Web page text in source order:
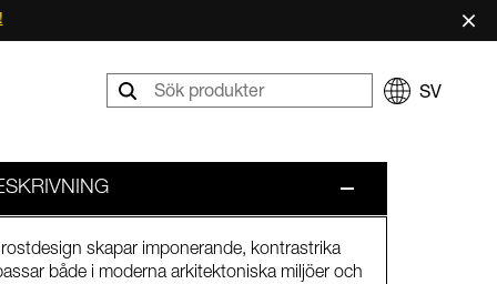
×
SV
skapar imponerande, kontrastrika
både i moderna arkitektoniska miljöer och